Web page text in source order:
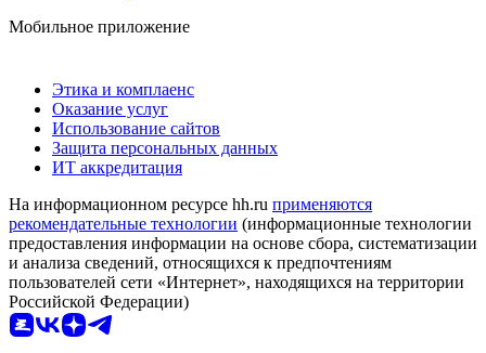
Мобильное приложение
Этика и комплаенс
Оказание услуг
Использование сайтов
Защита персональных данных
ИТ аккредитация
На информационном ресурсе hh.ru применяются
рекомендательные технологии (информационные технологии
предоставления информации на основе сбора, систематизации
и анализа сведений, относящихся к предпочтениям
пользователей сети «Интернет», находящихся на территории
Российской Федерации)